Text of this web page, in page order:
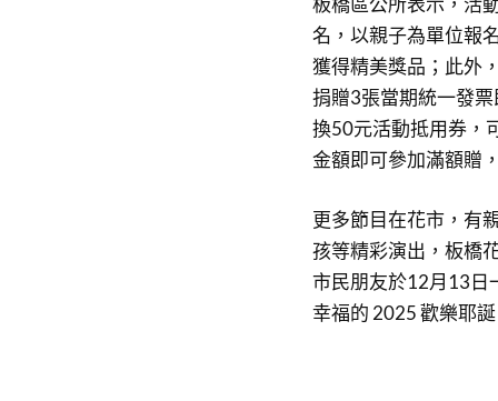
名，以親子為單位報
獲得精美獎品；此外
捐贈3張當期統一發
換50元活動抵用券，
金額即可參加滿額贈
更多節目在花市，有
孩等精彩演出，板橋
市民朋友於12月13日
幸福的 2025 歡樂耶